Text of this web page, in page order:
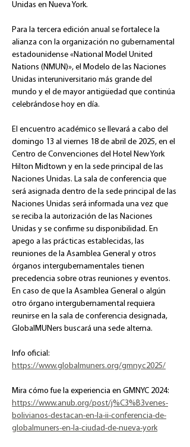
Unidas en Nueva York.
Para la tercera edición anual se fortalece la
alianza con la organización no gubernamental
estadounidense «National Model United
Nations (NMUN)», el Modelo de las Naciones
Unidas interuniversitario más grande del
mundo y el de mayor antigüedad que continúa
celebrándose hoy en día.
El encuentro académico se llevará a cabo del
domingo 13 al viernes 18 de abril de 2025, en el
Centro de Convenciones del Hotel New York
Hilton Midtown y en la sede principal de las
Naciones Unidas. La sala de conferencia que
será asignada dentro de la sede principal de las
Naciones Unidas será informada una vez que
se reciba la autorización de las Naciones
Unidas y se confirme su disponibilidad. En
apego a las prácticas establecidas, las
reuniones de la Asamblea General y otros
órganos intergubernamentales tienen
precedencia sobre otras reuniones y eventos.
En caso de que la Asamblea General o algún
otro órgano intergubernamental requiera
reunirse en la sala de conferencia designada,
GlobalMUNers buscará una sede alterna.
Info oficial:
https://www.globalmuners.org/gmnyc2025/
Mira cómo fue la experiencia en GMNYC 2024:
https://www.anub.org/post/j%C3%B3venes-
bolivianos-destacan-en-la-ii-conferencia-de-
globalmuners-en-la-ciudad-de-nueva-york